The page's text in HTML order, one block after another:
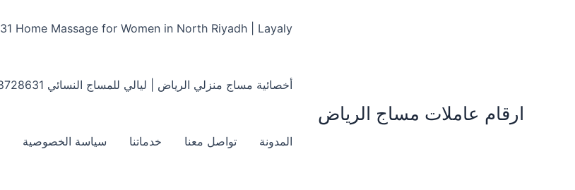
ارقام عاملات مساج الرياض
Home Massage for Women in North Riyadh | Layaly ‏‪0548728631
أخصائية مساج منزلي الرياض | ليالي للمساج النسائي ‏‪0548728631
المدونة تواصل معنا خدماتنا سياسة الخصوصية